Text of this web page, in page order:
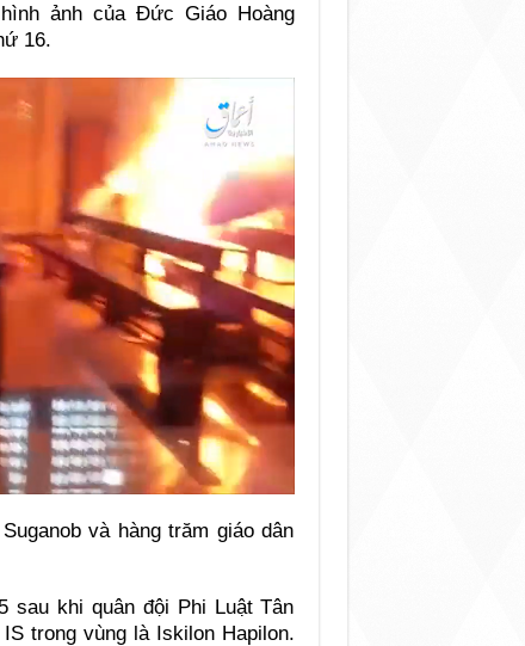
ảnh của Đức Giáo Hoàng
16.
và hàng trăm giáo dân
sau khi quân đội Phi Luật Tân
trong vùng là Iskilon Hapilon.